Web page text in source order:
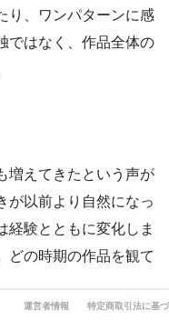
り、ワンパターンに感
ではなく、作品全体の
増えてきたという声が
が以前より自然になっ
経験とともに変化しま
どの時期の作品を観て
運営者情報 特定商取引法に基